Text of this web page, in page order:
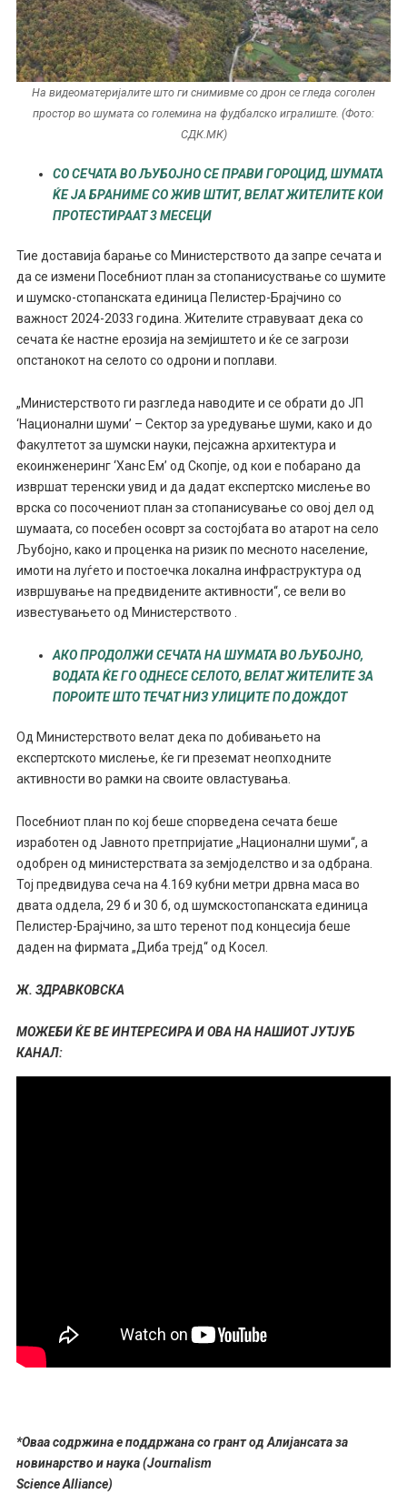
На видеоматеријалите што ги снимивме со дрон се гледа соголен
простор во шумата со големина на фудбалско игралиште. (Фото:
СДК.МК)
СО СЕЧАТА ВО ЉУБОЈНО СЕ ПРАВИ ГОРОЦИД, ШУМАТА
ЌЕ ЈА БРАНИМЕ СО ЖИВ ШТИТ, ВЕЛАТ ЖИТЕЛИТЕ КОИ
ПРОТЕСТИРААТ 3 МЕСЕЦИ
Тие доставија барање со Министерството да запре сечата и
да се измени Посебниот план за стопанисуствање со шумите
и шумско-стопанската единица Пелистер-Брајчино со
важност 2024-2033 година. Жителите стравуваат дека со
сечата ќе настне ерозија на земјиштето и ќе се загрози
опстанокот на селото со одрони и поплави.
„Министерството ги разгледа наводите и се обрати до ЈП
‘Национални шуми’ – Сектор за уредување шуми, како и до
Факултетот за шумски науки, пејсажна архитектура и
екоинженеринг ‘Ханс Ем’ од Скопје, од кои е побарано да
извршат теренски увид и да дадат експертско мислење во
врска со посочениот план за стопанисување со овој дел од
шумаата, со посебен осоврт за состојбата во атарот на село
Љубојно, како и проценка на ризик по месното население,
имоти на луѓето и постоечка локална инфраструктура од
извршување на предвидените активности“, се вели во
известувањето од Министерството .
АКО ПРОДОЛЖИ СЕЧАТА НА ШУМАТА ВО ЉУБОЈНО,
ВОДАТА ЌЕ ГО ОДНЕСЕ СЕЛОТО, ВЕЛАТ ЖИТЕЛИТЕ ЗА
ПОРОИТЕ ШТО ТЕЧАТ НИЗ УЛИЦИТЕ ПО ДОЖДОТ
Од Министерството велат дека по добивањето на
експертското мислење, ќе ги преземат неопходните
активности во рамки на своите овластувања.
Посебниот план по кој беше спорведена сечата беше
изработен од Јавното претпријатие „Национални шуми“, а
одобрен од министерствата за земјоделство и за одбрана.
Тој предвидува сеча на 4.169 кубни метри дрвна маса во
двата оддела, 29 б и 30 б, од шумскостопанската единица
Пелистер-Брајчино, за што теренот под концесија беше
даден на фирмата „Диба трејд“ од Косел.
Ж. ЗДРАВКОВСКА
МОЖЕБИ ЌЕ ВЕ ИНТЕРЕСИРА И ОВА НА НАШИОТ ЈУТЈУБ
КАНАЛ:
*Оваа содржина е поддржана со грант од Алијансата за
новинарство и наука (Journalism
Science Alliance)